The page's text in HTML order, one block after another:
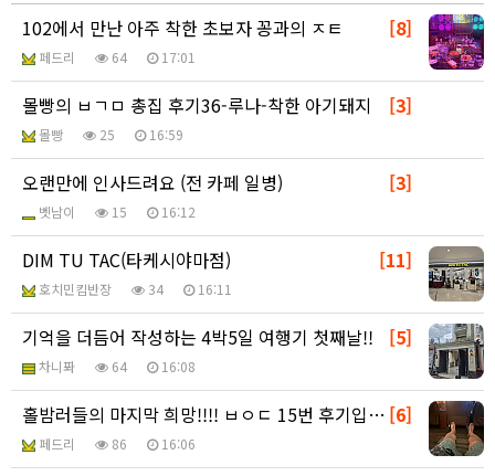
[8]
102에서 만난 아주 착한 초보자 꽁과의 ㅈㅌ
페드리 64 17:01
[3]
몰빵의 ㅂㄱㅁ 총집 후기36-루나-착한 아기돼지
몰빵 25 16:59
[3]
오랜만에 인사드려요 (전 카페 일병)
벳남이 15 16:12
[11]
DIM TU TAC(타케시야마점)
호치민킴반장 34 16:11
[5]
기억을 더듬어 작성하는 4박5일 여행기 첫째날!!
차니퐈 64 16:08
[6]
홀밤러들의 마지막 희망!!!! ㅂㅇㄷ 15번 후기입니다
페드리 86 16:06